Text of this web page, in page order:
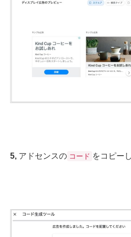
5, アドセンスの コード をコピー